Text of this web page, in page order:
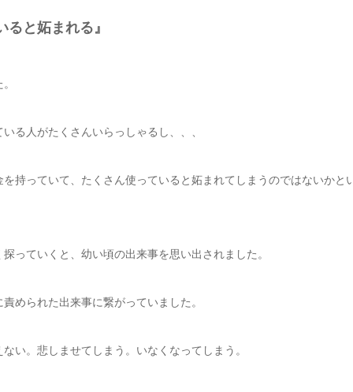
ると妬まれる』
る人がたくさんいらっしゃるし、、、
持っていて、たくさん使っていると妬まれてしまうのではないかと
っていくと、幼い頃の出来事を思い出されました。
められた出来事に繋がっていました。
い。悲しませてしまう。いなくなってしまう。